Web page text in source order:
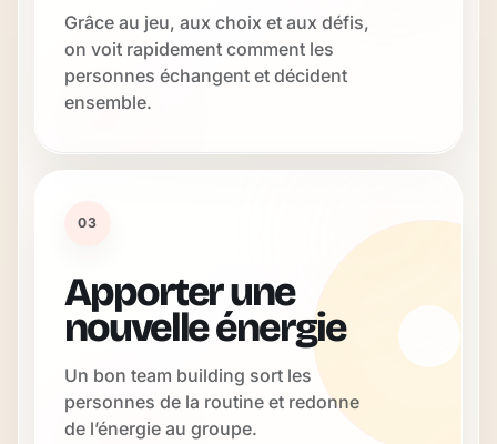
Grâce au jeu, aux choix et aux défis,
on voit rapidement comment les
personnes échangent et décident
ensemble.
03
Apporter une
nouvelle énergie
Un bon team building sort les
personnes de la routine et redonne
de l’énergie au groupe.